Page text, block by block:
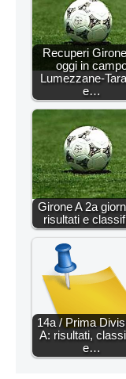
Recuperi
oggi in
Lumezzane-
e…
Girone A 2a
risultati e
14a / Prima
A: risultati,
e…